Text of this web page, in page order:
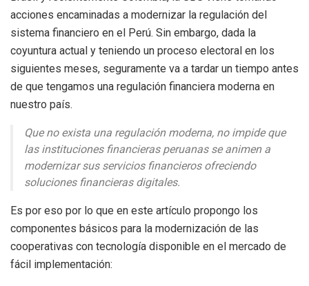
acciones encaminadas a modernizar la regulación del
sistema financiero en el Perú. Sin embargo, dada la
coyuntura actual y teniendo un proceso electoral en los
siguientes meses, seguramente va a tardar un tiempo antes
de que tengamos una regulación financiera moderna en
nuestro país.
Que no exista una regulación moderna, no impide que
las instituciones financieras peruanas se animen a
modernizar sus servicios financieros ofreciendo
soluciones financieras digitales.
Es por eso por lo que en este artículo propongo los
componentes básicos para la modernización de las
cooperativas con tecnología disponible en el mercado de
fácil implementación: